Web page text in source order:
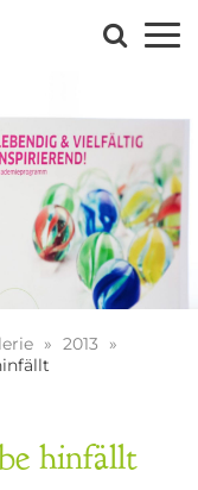
2013
hinfällt